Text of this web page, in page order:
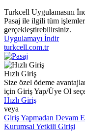
Turkcell Uygulamasını
Pasaj ile ilgili tüm
gerçekleştirebilirsiniz.
Uygulamayı İndir
turkcell.com.tr
Hızlı Giriş
Size özel ödeme
için Giriş Yap/Üye Ol
Hızlı Giriş
veya
Giriş Yapmadan Devam
Kurumsal Yetkili Girişi